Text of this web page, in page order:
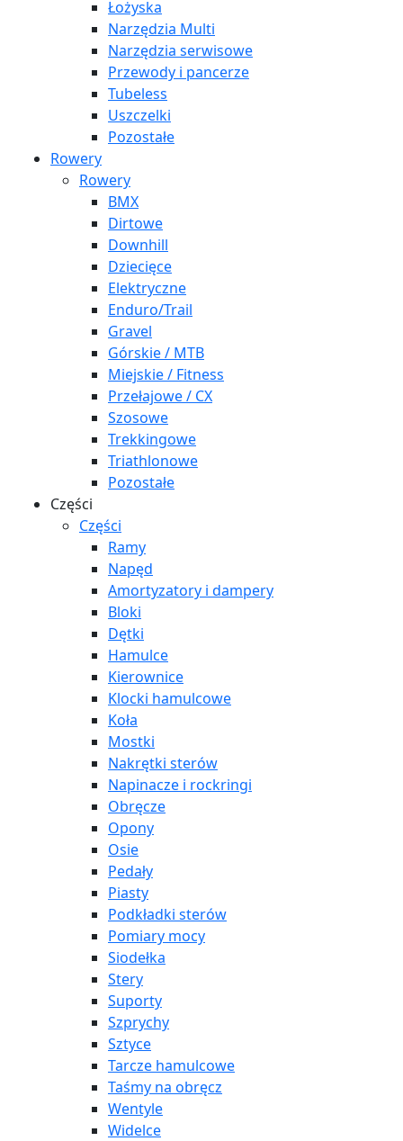
Łożyska
Narzędzia Multi
Narzędzia serwisowe
Przewody i pancerze
Tubeless
Uszczelki
Pozostałe
Rowery
Rowery
BMX
Dirtowe
Downhill
Dziecięce
Elektryczne
Enduro/Trail
Gravel
Górskie / MTB
Miejskie / Fitness
Przełajowe / CX
Szosowe
Trekkingowe
Triathlonowe
Pozostałe
Części
Części
Ramy
Napęd
Amortyzatory i dampery
Bloki
Dętki
Hamulce
Kierownice
Klocki hamulcowe
Koła
Mostki
Nakrętki sterów
Napinacze i rockringi
Obręcze
Opony
Osie
Pedały
Piasty
Podkładki sterów
Pomiary mocy
Siodełka
Stery
Suporty
Szprychy
Sztyce
Tarcze hamulcowe
Taśmy na obręcz
Wentyle
Widelce